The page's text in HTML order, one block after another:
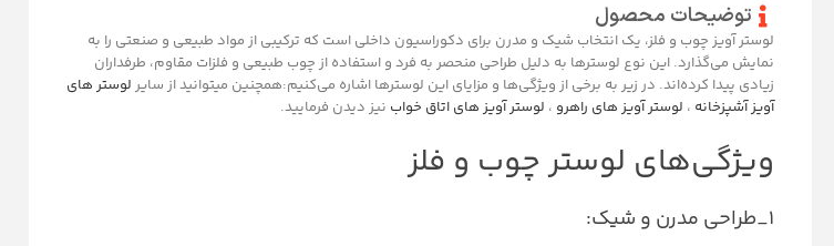
توضیحات محصول
لوستر آویز چوب و فلز، یک انتخاب شیک و مدرن برای دکوراسیون داخلی است که ترکیبی از مواد طبیعی و صنعتی را به
نمایش می‌گذارد. این نوع لوسترها به دلیل طراحی منحصر به فرد و استفاده از چوب طبیعی و فلزات مقاوم، طرفداران
زیادی پیدا کرده‌اند. در زیر به برخی از ویژگی‌ها و مزایای این لوسترها اشاره می‌کنیم:همچنین میتوانید از سایر لوستر های
آویز آشپزخانه ، لوستر آویز های راهرو ، لوستر آویز های اتاق خواب نیز دیدن فرمایید.
ویژگی‌های لوستر چوب و فلز
۱_طراحی مدرن و شیک: